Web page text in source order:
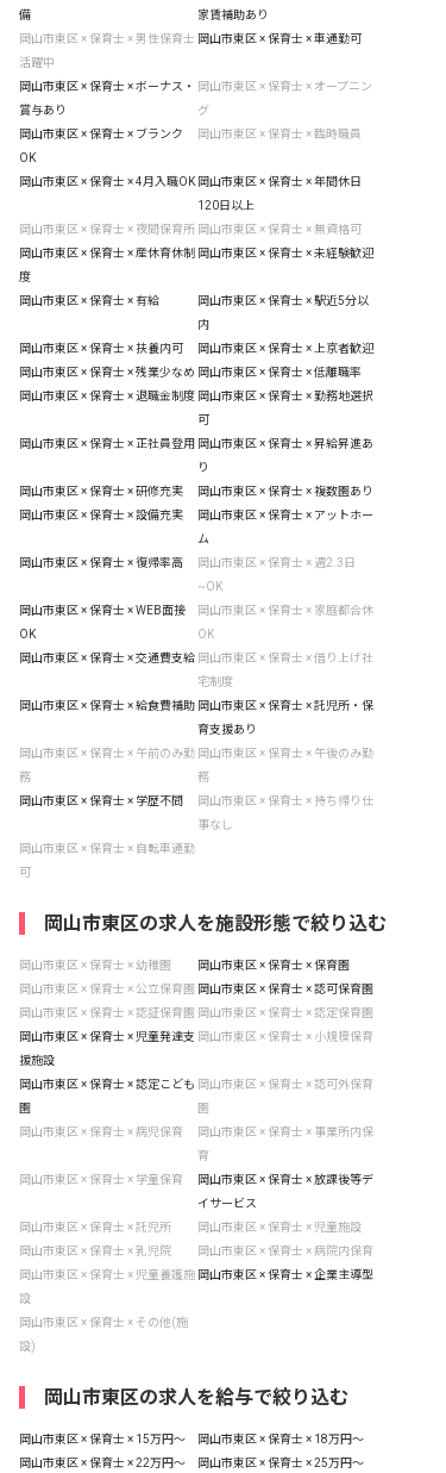
備
家賃補助あり
岡山市東区 × 保育士 × 男性保育士
活躍中
岡山市東区 × 保育士 × 車通勤可
岡山市東区 × 保育士 × ボーナス・
賞与あり
岡山市東区 × 保育士 × オープニン
グ
岡山市東区 × 保育士 × ブランク
OK
岡山市東区 × 保育士 × 臨時職員
岡山市東区 × 保育士 × 4月入職OK 岡山市東区 × 保育士 × 年間休日
120日以上
岡山市東区 × 保育士 × 夜間保育所 岡山市東区 × 保育士 × 無資格可
岡山市東区 × 保育士 × 産休育休制
度
岡山市東区 × 保育士 × 未経験歓迎
岡山市東区 × 保育士 × 有給
岡山市東区 × 保育士 × 駅近5分以
内
岡山市東区 × 保育士 × 扶養内可
岡山市東区 × 保育士 × 上京者歓迎
岡山市東区 × 保育士 × 残業少なめ 岡山市東区 × 保育士 × 低離職率
岡山市東区 × 保育士 × 退職金制度 岡山市東区 × 保育士 × 勤務地選択
可
岡山市東区 × 保育士 × 正社員登用 岡山市東区 × 保育士 × 昇給昇進あ
り
岡山市東区 × 保育士 × 研修充実
岡山市東区 × 保育士 × 複数園あり
岡山市東区 × 保育士 × 設備充実
岡山市東区 × 保育士 × アットホー
ム
岡山市東区 × 保育士 × 復帰率高
岡山市東区 × 保育士 × 週2.3日
~OK
岡山市東区 × 保育士 × WEB面接
OK
岡山市東区 × 保育士 × 家庭都合休
OK
岡山市東区 × 保育士 × 交通費支給 岡山市東区 × 保育士 × 借り上げ社
宅制度
岡山市東区 × 保育士 × 給食費補助 岡山市東区 × 保育士 × 託児所・保
育支援あり
岡山市東区 × 保育士 × 午前のみ勤
務
岡山市東区 × 保育士 × 午後のみ勤
務
岡山市東区 × 保育士 × 学歴不問
岡山市東区 × 保育士 × 持ち帰り仕
事なし
岡山市東区 × 保育士 × 自転車通勤
可
岡山市東区の求人を施設形態で絞り込む
岡山市東区 × 保育士 × 幼稚園
岡山市東区 × 保育士 × 保育園
岡山市東区 × 保育士 × 公立保育園 岡山市東区 × 保育士 × 認可保育園
岡山市東区 × 保育士 × 認証保育園 岡山市東区 × 保育士 × 認定保育園
岡山市東区 × 保育士 × 児童発達支
援施設
岡山市東区 × 保育士 × 小規模保育
岡山市東区 × 保育士 × 認定こども
園
岡山市東区 × 保育士 × 認可外保育
園
岡山市東区 × 保育士 × 病児保育
岡山市東区 × 保育士 × 事業所内保
育
岡山市東区 × 保育士 × 学童保育
岡山市東区 × 保育士 × 放課後等デ
イサービス
岡山市東区 × 保育士 × 託児所
岡山市東区 × 保育士 × 児童施設
岡山市東区 × 保育士 × 乳児院
岡山市東区 × 保育士 × 病院内保育
岡山市東区 × 保育士 × 児童養護施
設
岡山市東区 × 保育士 × 企業主導型
岡山市東区 × 保育士 × その他(施
設)
岡山市東区の求人を給与で絞り込む
岡山市東区 × 保育士 × 15万円〜
岡山市東区 × 保育士 × 18万円〜
岡山市東区 × 保育士 × 22万円〜
岡山市東区 × 保育士 × 25万円〜